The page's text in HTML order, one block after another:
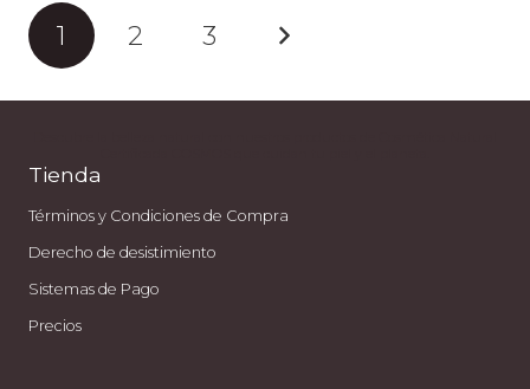
1 2 3
Tienda
Términos y Condiciones de Compra
Derecho de desistimiento
Sistemas de Pago
Precios